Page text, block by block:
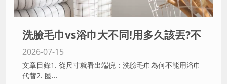
洗臉毛巾vs浴巾大不同!用多久該丟?不
換會長痘痘?毛巾專家全解析
2026-07-15
文章目錄1. 從尺寸就看出端倪：洗臉毛巾為何不能用浴巾
代替2. 圈...